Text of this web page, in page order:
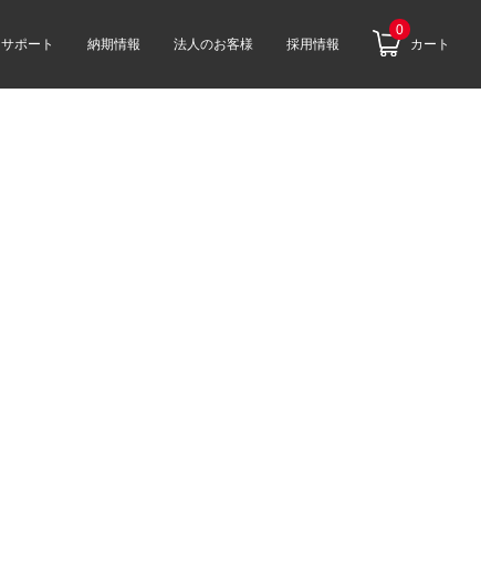
サポート 納期情報 法人のお客様 採用情報
0
カート